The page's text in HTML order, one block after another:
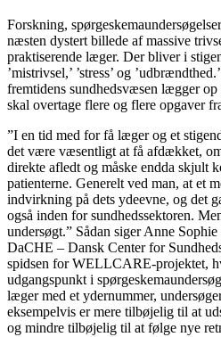
Forskning,
næsten dystert billede af massive
praktiserende læger. Der bliver i
’mistrivsel,’ ’stress’ og
fremtidens sundhedsvæsen lægger
skal overtage flere og flere opgaver
”I en tid med for få læger og et
det være væsentligt at få afdækket,
direkte afledt og måske endda skjult
patienterne. Generelt ved man, at et
indvirkning på dets ydeevne, og det
også inden for sundhedssektoren.
undersøgt.” Sådan siger Anne
DaCHE – Dansk Center for
spidsen for WELLCARE-projektet,
udgangspunkt i
læger med et ydernummer,
eksempelvis er mere tilbøjelig til at
og mindre tilbøjelig til at følge nye